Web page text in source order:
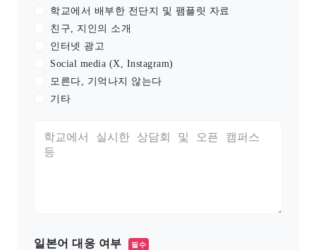
학교에서 배부한 전단지 및 팸플릿 자료
친구, 지인의 소개
인터넷 광고
Social media (X, Instagram)
모른다, 기억나지 않는다
기타
일본어 대응 여부 필수